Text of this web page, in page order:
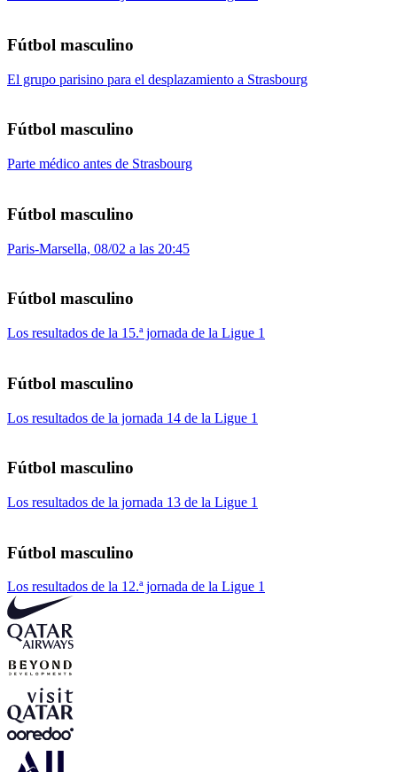
Fútbol masculino
El grupo parisino para el desplazamiento a Strasbourg
Fútbol masculino
Parte médico antes de Strasbourg
Fútbol masculino
Paris-Marsella, 08/02 a las 20:45
Fútbol masculino
Los resultados de la 15.ª jornada de la Ligue 1
Fútbol masculino
Los resultados de la jornada 14 de la Ligue 1
Fútbol masculino
Los resultados de la jornada 13 de la Ligue 1
Fútbol masculino
Los resultados de la 12.ª jornada de la Ligue 1